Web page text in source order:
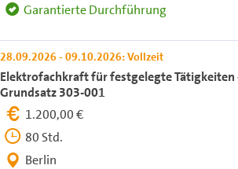
Garantierte Durchführung
28.09.2026 - 09.10.2026: Vollzeit
Elektrofachkraft für festgelegte Tätigkeiten
Grundsatz 303-001
1.200,00 €
80 Std.
Berlin